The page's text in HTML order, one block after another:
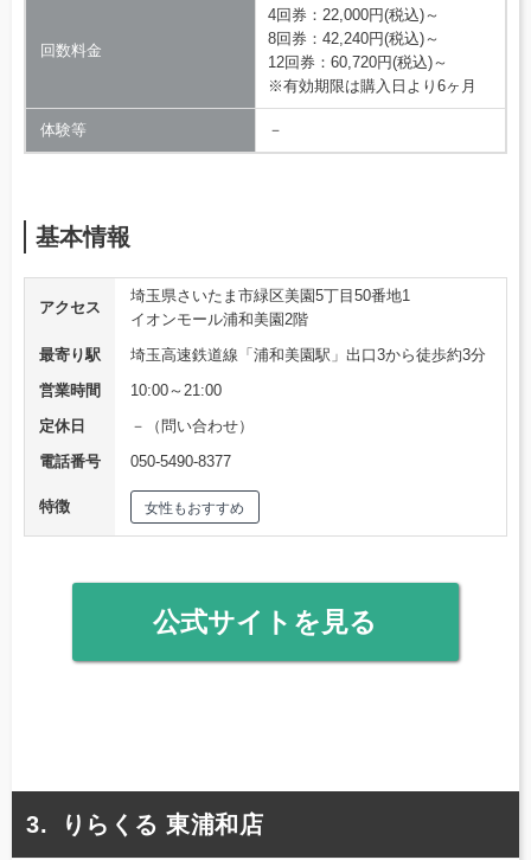
回数料金
4回券：22,000円(税込)～
8回券：42,240円(税込)～
12回券：60,720円(税込)～
※有効期限は購入日より6ヶ月
体験等 －
基本情報
アクセス
埼玉県さいたま市緑区美園5丁目50番地1
イオンモール浦和美園2階
最寄り駅
埼玉高速鉄道線「浦和美園駅」出口3から徒歩約3分
営業時間
10:00～21:00
定休日
－（問い合わせ）
電話番号
050-5490-8377
特徴 女性もおすすめ
公式サイトを見る
りらくる 東浦和店